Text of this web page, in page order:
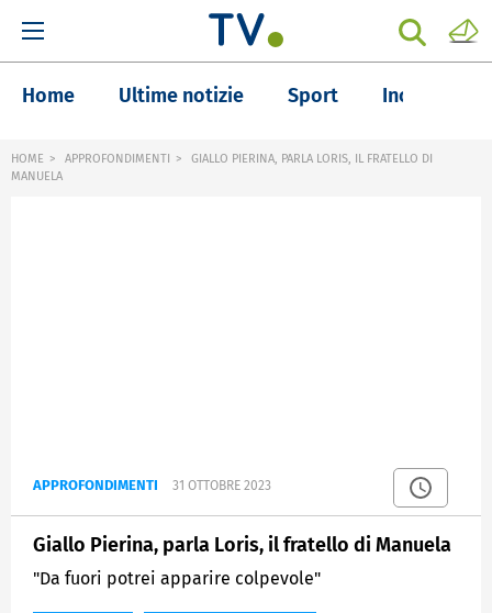
Home Ultime notizie Sport Inchieste
HOME APPROFONDIMENTI
GIALLO PIERINA, PARLA LORIS, IL FRATELLO DI
MANUELA
APPROFONDIMENTI 31 OTTOBRE 2023
Giallo Pierina, parla Loris, il fratello di Manuela
"Da fuori potrei apparire colpevole"